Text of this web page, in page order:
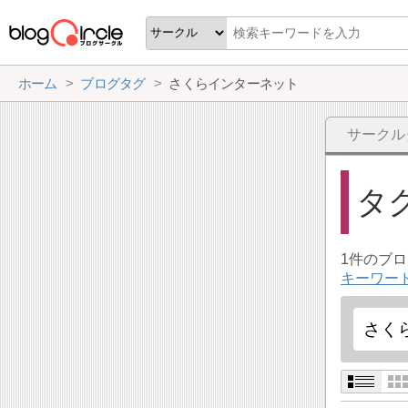
ホーム ブログタグ さくらインターネット
サーク
タ
1件のブ
キーワー